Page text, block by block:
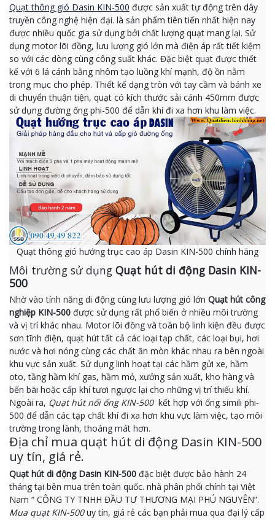
Quạt thông gió Dasin KIN-500 được sản xuất tự động trên dây
truyền công nghệ hiện đại. là sản phẩm tiên tiến nhất hiện nay
được nhiều quốc gia sử dụng bởi chất lượng quạt mang lại. Sử
dụng motor lõi đồng, lưu lượng gió lớn mà điện áp rất tiết kiệm
so với các dòng cùng công suất khác. Đặc biệt quạt được thiết
kế với 6 lá cánh bằng nhôm tạo luồng khí mạnh, độ ồn nằm
trong mục cho phép. Thiết kế dạng tròn với tay cầm và bánh xe
di chuyển thuận tiện, quạt có kích thước sải cánh 450mm được
sử dụng đường ống phi-500 để dẫn khí đi xa hơn khu làm việc.
Quạt thông gió hướng trục cao áp Dasin KIN-500 chính hãng
Môi trường sử dụng Quạt hút di động Dasin KIN-
500
Nhờ vào tính năng di động cùng lưu lượng gió lớn Quạt hút công
nghiệp KIN-500 được sử dụng rất phổ biến ở nhiều môi trường
và vị trí khác nhau. Motor lõi đồng và toàn bộ linh kiện đều được
sơn tĩnh điện, quạt hút tất cả các loại tạp chất, các loại bụi, hơi
nước và hơi nóng cùng các chất ăn mòn khác nhau ra bên ngoài
khu vực sản xuất. Sử dụng linh hoạt tại các hầm gửi xe, hầm
oto, tầng hầm khí gas, hầm mỏ, xưởng sản xuất, kho hàng và
bến bãi hoặc cấp khí tươi ngược lại cho những vị trí thiếu khí.
Ngoài ra, Quạt hút nối ống KIN-500kết hợp với ống simili phi-
500 để dẫn các tạp chất khí đi xa hơn khu vực làm việc, tạo môi
trường trong lành, thoáng mát hơn.
Địa chỉ mua quạt hút di động Dasin KIN-500
uy tín, giá rẻ.
Quạt hút di động Dasin KIN-500 đặc biệt được bảo hành 24
tháng tại bên mua trên toàn quốc. nhà phân phối chính tại Việt
Nam “ CÔNG TY TNHH ĐẦU TƯ THƯƠNG MẠI PHÚ NGUYÊN”.
Mua quạt KIN-500uy tín, giá rẻ các bạn phải mua qua đại lý cấp